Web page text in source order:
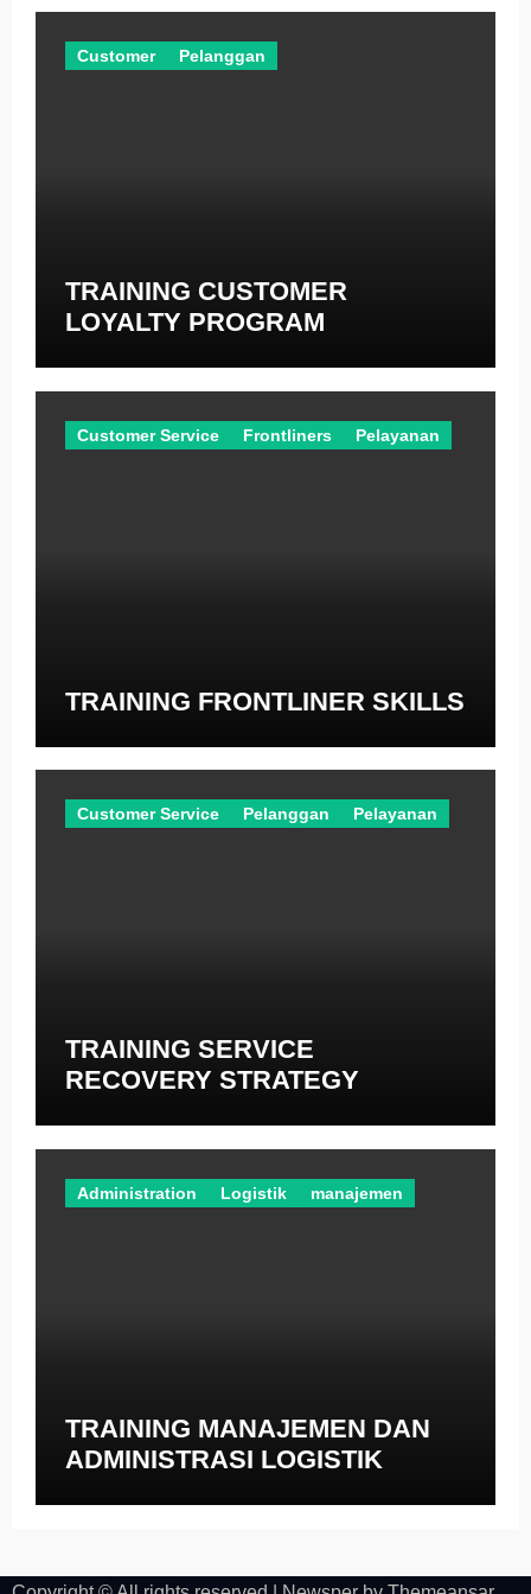
Customer Pelanggan
TRAINING CUSTOMER
LOYALTY PROGRAM
Customer Service Frontliners Pelayanan
TRAINING FRONTLINER SKILLS
Customer Service Pelanggan Pelayanan
TRAINING SERVICE
RECOVERY STRATEGY
Administration Logistik manajemen
TRAINING MANAJEMEN DAN
ADMINISTRASI LOGISTIK